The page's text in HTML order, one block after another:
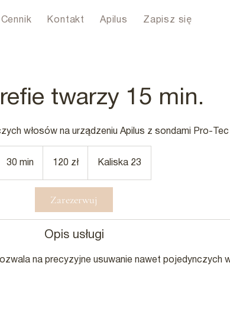
Cennik Kontakt Apilus Zapisz się
twarzy 15 min.
włosów na urządzeniu Apilus z sondami Pro-Tec
30 min
n
polskich
120 zł Kaliska 23
Zarezerwuj
Opis usługi
na precyzyjne usuwanie nawet pojedynczych